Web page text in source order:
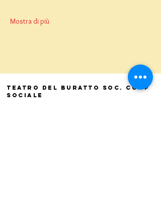
Mostra di più
Teatro del Buratto Soc. Coop
sociale